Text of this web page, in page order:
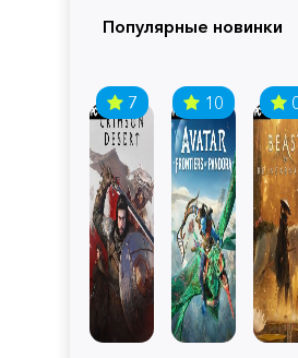
Популярные новинки
7 10